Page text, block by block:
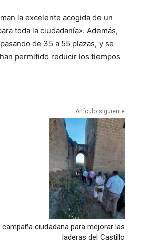
la excelente acogida de un
toda la ciudadanía». Además,
de 35 a 55 plazas, y se
permitido reducir los tiempos
Artículo siguiente
ciudadana para mejorar las
laderas del Castillo